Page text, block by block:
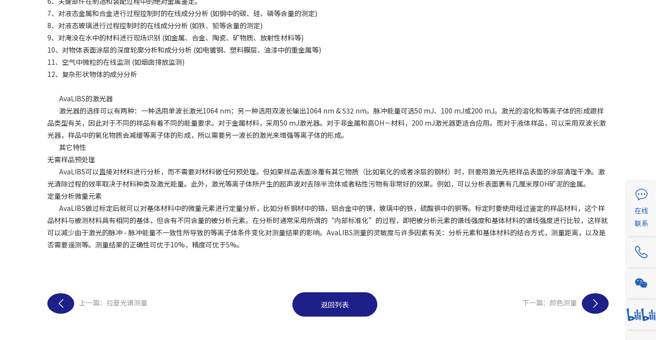
7、对液态金属和合金进行过程控制时的在线成分分析 (如钢中的碳、硅、磷等含量的测定)
8、对液态玻璃进行过程控制时的在线成分分析 (如铁、铅等含量的测定)
9、对淹没在水中的材料进行现场识别 (如金属、合金、陶瓷、矿物质、放射性材料等)
10、对物体表面涂层的深度轮廓分析和成分分析 (如电镀钢、塑料膜层、油漆中的重金属等)
11、空气中微粒的在线监测 (如烟囱排放监测)
12、复杂形状物体的成分分析
AvaLIBS的激光器
激光器的选择可以有两种：一种选用单波长激光1064 nm；另一种选用双波长输出1064 nm & 532 nm。脉冲能量可选50 mJ、100 mJ或200 mJ。激光的溶化和等离子体的形成跟样
品类型有关，因此对于不同的样品有着不同的能量要求。对于金属材料，采用50 mJ激光器。对于非金属和高OH－材料，200 mJ激光器更适合应用。而对于液体样品，可以采用双波长激
光器，样品中的氧化物质会减缓等离子体的形成，所以需要另一波长的激光来增强等离子体的形成。
其它特性
无需样品预处理
AvaLIBS可以直接对材料进行分析，而不需要对材料做任何预处理。但如果样品表面涂覆有其它物质（比如氧化的或者涂层的钢材）时，则要用激光先把样品表面的涂层清理干净。激
光清除过程的效率取决于材料种类及激光能量。此外，激光等离子体所产生的超声波对去除半流体或者粘性污物有非常好的效果。例如，可以分析表面裹有几厘米厚OH矿泥的金属。
定量分析微量元素
AvaLIBS做过标定后就可以对基体材料中的微量元素进行定量分析，比如分析钢材中的铬，铝合金中的镁，玻璃中的铁，硫酸铜中的铜等。标定时要使用经过鉴定的样品材料，这个样
品材料与被测材料具有相同的基体，但含有不同含量的被分析元素。在分析时通常采用所谓的“内部标准化”的过程，即把被分析元素的谱线强度和基体材料的谱线强度进行比较，这样就
可以减少由于激光的脉冲 - 脉冲能量不一致性所导致的等离子体条件变化对测量结果的影响。AvaLIBS测量的灵敏度与许多因素有关：分析元素和基体材料的结合方式，测量距离，以及是
否需要遥测等。测量结果的正确性可优于10%，精度可优于5%。
上一篇：拉曼光谱测量 下一篇：颜色测量
返回列表
在线
联系